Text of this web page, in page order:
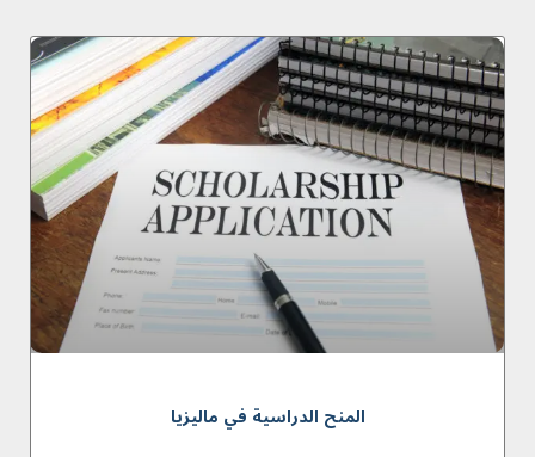
المنح الدراسية في ماليزيا